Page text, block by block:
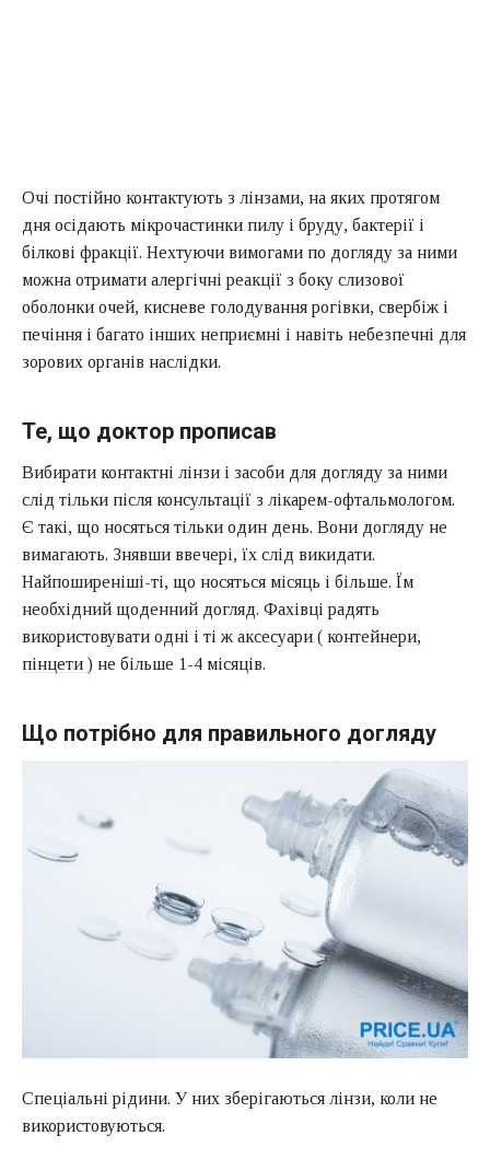
Очі постійно контактують з лінзами, на яких протягом
дня осідають мікрочастинки пилу і бруду, бактерії і
білкові фракції. Нехтуючи вимогами по догляду за ними
можна отримати алергічні реакції з боку слизової
оболонки очей, кисневе голодування рогівки, свербіж і
печіння і багато інших неприємні і навіть небезпечні для
зорових органів наслідки.
Те, що доктор прописав
Вибирати контактні лінзи і засоби для догляду за ними
слід тільки після консультації з лікарем-офтальмологом.
Є такі, що носяться тільки один день. Вони догляду не
вимагають. Знявши ввечері, їх слід викидати.
Найпоширеніші-ті, що носяться місяць і більше. Їм
необхідний щоденний догляд. Фахівці радять
використовувати одні і ті ж аксесуари ( контейнери,
пінцети ) не більше 1-4 місяців.
Що потрібно для правильного догляду
Спеціальні рідини. У них зберігаються лінзи, коли не
використовуються.